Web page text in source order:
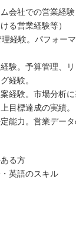
会社での営業経
る営業経験等）
理経験。パフォー
験。予算管理、
経験。
経験。市場分析
目標達成の実績。
能力。営業デー
る方
英語のスキル